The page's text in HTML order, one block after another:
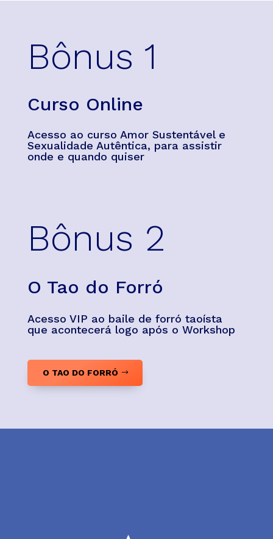
Bônus 1
Curso Online
Acesso ao curso Amor Sustentável e
Sexualidade Autêntica, para assistir
onde e quando quiser
Bônus 2
O Tao do Forró
Acesso VIP ao baile de forró taoísta
que acontecerá logo após o Workshop
O TAO DO FORRÓ